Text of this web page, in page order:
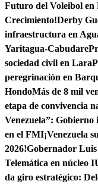
Futuro del Voleibol
Crecimiento!Derby
infraestructura en
Yaritagua-Cabudare
sociedad civil en Lara
peregrinación en
HondoMás de 8 mil
etapa de convivencia
Venezuela”: Gobierno
en el FMI¡Venezuela
2026!Gobernador Luis
Telemática en núcleo
da giro estratégico: